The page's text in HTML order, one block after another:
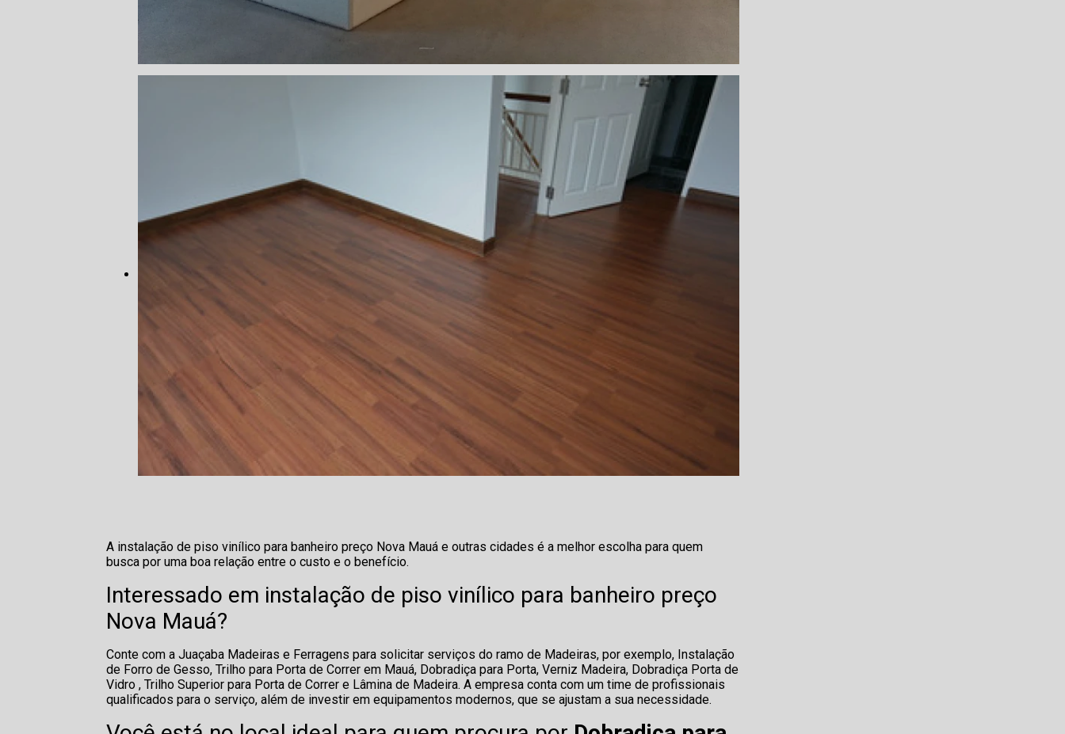
A instalação de piso vinílico para banheiro preço Nova Mauá e outras cidades é a melhor escolha para quem
busca por uma boa relação entre o custo e o benefício.
Interessado em instalação de piso vinílico para banheiro preço
Nova Mauá?
Conte com a Juaçaba Madeiras e Ferragens para solicitar serviços do ramo de Madeiras, por exemplo, Instalação
de Forro de Gesso, Trilho para Porta de Correr em Mauá, Dobradiça para Porta, Verniz Madeira, Dobradiça Porta de
Vidro , Trilho Superior para Porta de Correr e Lâmina de Madeira. A empresa conta com um time de profissionais
qualificados para o serviço, além de investir em equipamentos modernos, que se ajustam a sua necessidade.